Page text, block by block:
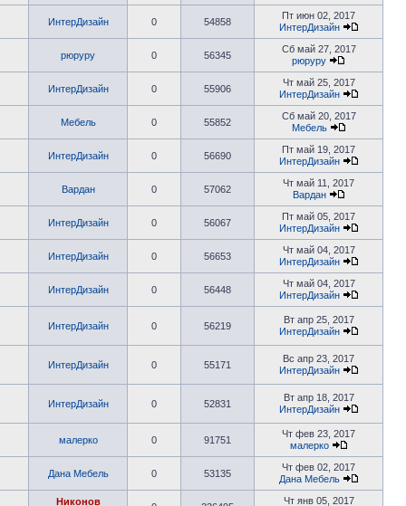
ИнтерДизайн 0 54858
Пт июн 02, 2017
ИнтерДизайн
рюруру 0 56345
Сб май 27, 2017
рюруру
ИнтерДизайн 0 55906
Чт май 25, 2017
ИнтерДизайн
Мебель 0 55852
Сб май 20, 2017
Мебель
ИнтерДизайн 0 56690
Пт май 19, 2017
ИнтерДизайн
Вардан 0 57062
Чт май 11, 2017
Вардан
ИнтерДизайн 0 56067
Пт май 05, 2017
ИнтерДизайн
ИнтерДизайн 0 56653
Чт май 04, 2017
ИнтерДизайн
ИнтерДизайн 0 56448
Чт май 04, 2017
ИнтерДизайн
ИнтерДизайн 0 56219
Вт апр 25, 2017
ИнтерДизайн
ИнтерДизайн 0 55171
Вс апр 23, 2017
ИнтерДизайн
ИнтерДизайн 0 52831
Вт апр 18, 2017
ИнтерДизайн
малерко 0 91751
Чт фев 23, 2017
малерко
Дана Мебель 0 53135
Чт фев 02, 2017
Дана Мебель
Никонов Чт янв 05, 2017